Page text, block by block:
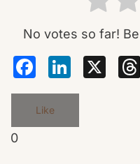
No votes so far!
X
Like
0